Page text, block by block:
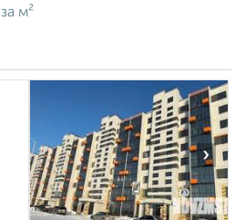
за м²
›